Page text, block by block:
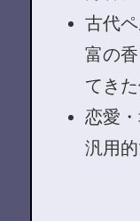
古代
富の
てきた
恋愛
汎用